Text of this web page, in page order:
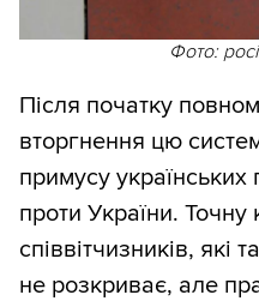
Фото:
Після початку
вторгнення цю
примусу
проти України. Точну
співвітчизників, які
не розкриває, але